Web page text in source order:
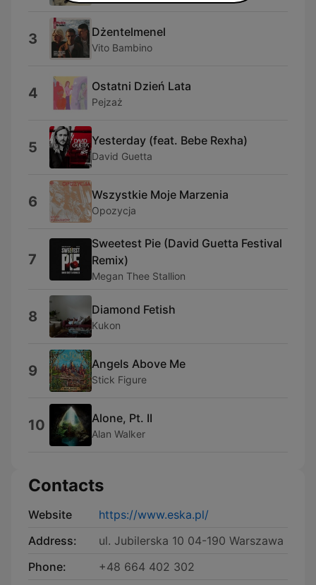
3 Dżentelmenel
Vito Bambino
4 Ostatni Dzień Lata
Pejzaż
5 Yesterday (feat. Bebe Rexha)
David Guetta
6 Wszystkie Moje Marzenia
Opozycja
7
Sweetest Pie (David Guetta Festival
Remix)
Megan Thee Stallion
8 Diamond Fetish
Kukon
9 Angels Above Me
Stick Figure
10 Alone, Pt. II
Alan Walker
Contacts
Website
https://www.eska.pl/
Address:
ul. Jubilerska 10 04-190 Warszawa
Phone:
+48 664 402 302